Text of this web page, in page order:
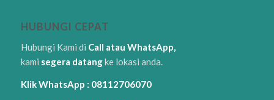
HUBUNGI CEPAT
Hubungi Kami di Call atau WhatsApp,
kami segera datangke lokasi anda.
Klik WhatsApp : 08112706070